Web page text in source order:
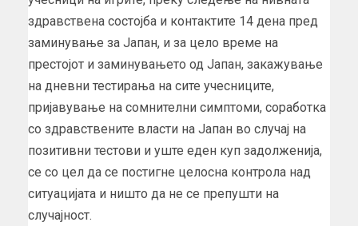
здравствена состојба и контактите 14 дена пред
заминување за Јапан, и за цело време на
престојот и заминувањето од Јапан, закажување
на дневни тестирања на сите учесниците,
пријавување на сомнителни симптоми, соработка
со здравствените власти на Јапан во случај на
позитивни тестови и уште еден куп задолженија,
се со цел да се постигне целосна контрола над
ситуацијата и ништо да не се препушти на
случајност.